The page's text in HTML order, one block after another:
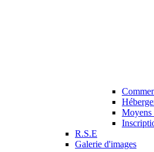
Moyens
R.S.E
Galerie d'images